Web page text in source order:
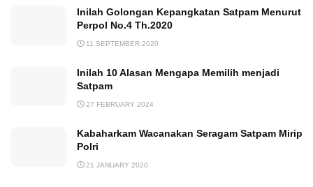
Inilah Golongan Kepangkatan Satpam Menurut
Perpol No.4 Th.2020
11 SEPTEMBER 2020
Inilah 10 Alasan Mengapa Memilih menjadi
Satpam
27 FEBRUARY 2024
Kabaharkam Wacanakan Seragam Satpam Mirip
Polri
21 JANUARY 2020